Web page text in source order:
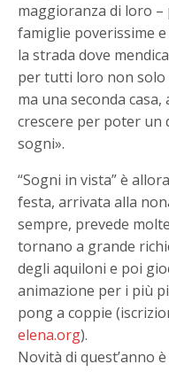
maggioranza di loro
famiglie poverissime
la strada dove
per tutti loro non solo
ma una seconda
crescere per poter un
sogni».
“Sogni in vista” è
festa, arrivata alla
sempre, prevede
tornano a grande
degli aquiloni e poi
animazione per i più
pong a coppie
elena.org).
Novità di quest’anno